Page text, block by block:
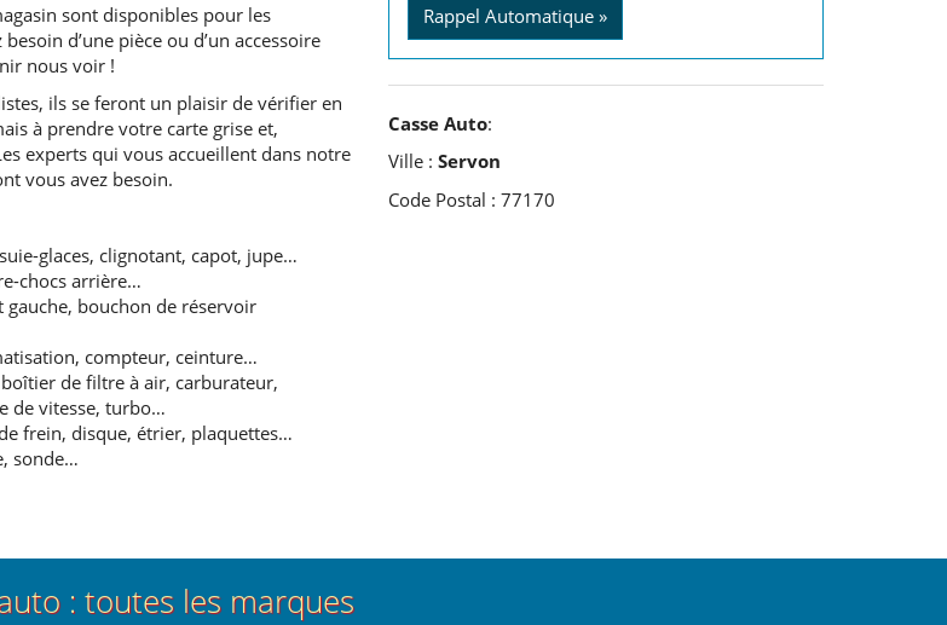
sont disponibles pour les
d’une pièce ou d’un accessoire
nous voir !
ils se feront un plaisir de vérifier en
à prendre votre carte grise et,
experts qui vous accueillent dans notre
vous avez besoin.
glaces, clignotant, capot, jupe…
chocs arrière…
gauche, bouchon de réservoir
compteur, ceinture…
de filtre à air, carburateur,
de vitesse, turbo…
frein, disque, étrier, plaquettes…
sonde…
Rappel Automatique »
Casse Auto:
Ville : Servon
Code Postal : 77170
: toutes les marques